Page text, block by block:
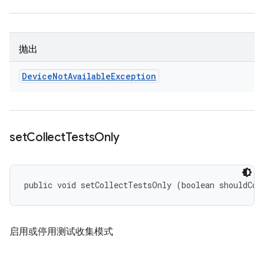
抛出
DeviceNotAvailableException
setCollectTestsOnly
public void setCollectTestsOnly (boolean
启用或停用测试收集模式